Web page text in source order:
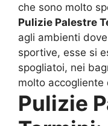
che sono molto
Pulizie Palestre
agli ambienti
sportive, esse si
spogliatoi, nei
molto
Pulizie